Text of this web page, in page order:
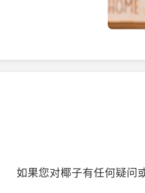
如果您对椰子有任何疑问